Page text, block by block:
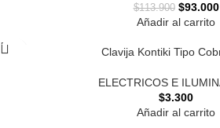
$113.900 $93.000
Añadir al carrito
Clavija Kontiki Tipo
ELECTRICOS E
$3.300
Añadir al carrito